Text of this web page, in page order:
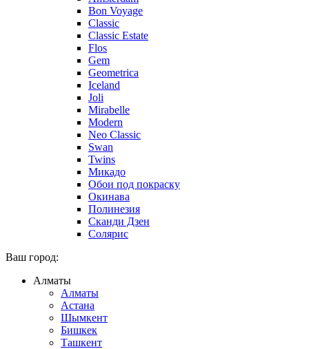
Bon Voyage
Classic
Classic Estate
Flos
Gem
Geometrica
Iceland
Joli
Mirabelle
Modern
Neo Classic
Swan
Twins
Микадо
Обои под покраску
Окинава
Полинезия
Сканди Дзен
Солярис
Ваш город:
Алматы
Алматы
Астана
Шымкент
Бишкек
Ташкент